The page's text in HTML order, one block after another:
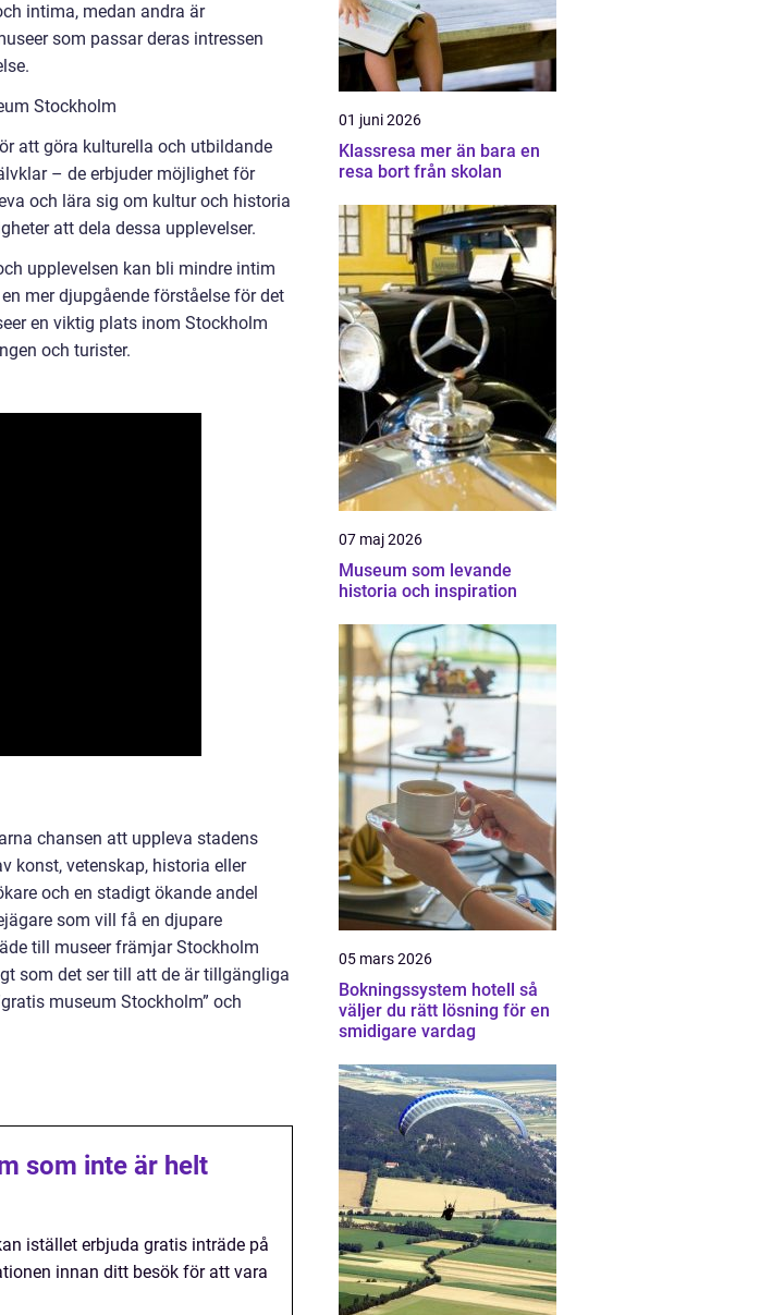
intima, medan andra är
som passar deras intressen
Stockholm
att göra kulturella och utbildande
– de erbjuder möjlighet för
och lära sig om kultur och historia
att dela dessa upplevelser.
upplevelsen kan bli mindre intim
mer djupgående förståelse för det
en viktig plats inom Stockholm
och turister.
chansen att uppleva stadens
konst, vetenskap, historia eller
och en stadigt ökande andel
som vill få en djupare
till museer främjar Stockholm
som det ser till att de är tillgängliga
museum Stockholm” och
som inte är helt
istället erbjuda gratis inträde på
innan ditt besök för att vara
01 juni 2026
Klassresa mer än bara en
resa bort från skolan
07 maj 2026
Museum som levande
historia och inspiration
05 mars 2026
Bokningssystem hotell så
väljer du rätt lösning för en
smidigare vardag